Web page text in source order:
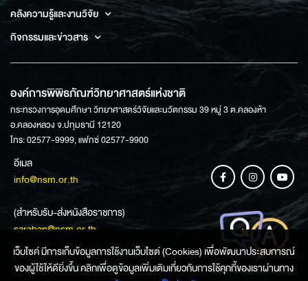
คลังความรู้และงานวิจัย
กิจกรรมและข่าวสาร
องค์การพิพิธภัณฑ์วิทยาศาสตร์แห่งชาติ
กระทรวงการอุดมศึกษา วิทยาศาสตร์วิจัยและนวัตกรรม 39 หมู่ 3 ต.คลองห้า
อ.คลองหลวง จ.ปทุมธานี 12120
โทร: 02577-9999, แฟกซ์ 02577-9900
อีเมล
info@nsm.or.th
(สำหรับรับ-ส่งหนังสือราชการ)
saraban@nsm.or.th
ช่องทางการสอบถามข้อมูล
เว็บไซค์ มีการเก็บข้อมูลการใช้งานเว็บไซต์ (Cookies) เพื่อพัฒนาประสบการณ์
ของผู้ใช้ให้ดียิ่งขึ้น คลิกเพื่อดูข้อมูลเพิ่มเติมเกี่ยวกับการใช้คุกกี้ของเราผ่านทาง